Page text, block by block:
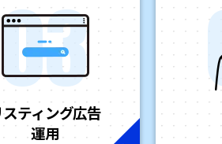
スティング広告
運用